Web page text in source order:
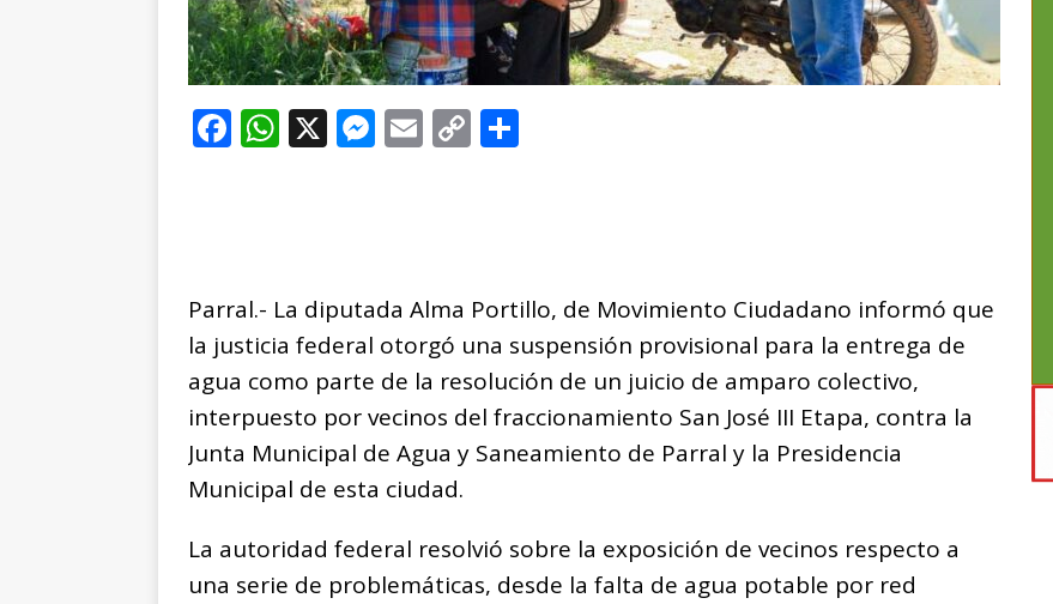
F
o
o
k
W
p
p
X M
g
e
r
E C
n
k
ti
r
Parral.- La diputada Alma Portillo, de Movimiento Ciudadano informó que
la justicia federal otorgó una suspensión provisional para la entrega de
agua como parte de la resolución de un juicio de amparo colectivo,
interpuesto por vecinos del fraccionamiento San José III Etapa, contra la
Junta Municipal de Agua y Saneamiento de Parral y la Presidencia
Municipal de esta ciudad.
La autoridad federal resolvió sobre la exposición de vecinos respecto a
una serie de problemáticas, desde la falta de agua potable por red